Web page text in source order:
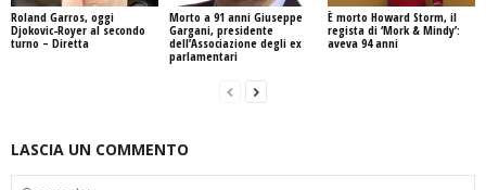
Roland Garros, oggi
Djokovic-Royer al secondo
turno – Diretta
Morto a 91 anni Giuseppe
Gargani, presidente
dell’Associazione degli ex
parlamentari
È morto Howard Storm, il
regista di ‘Mork & Mindy’:
aveva 94 anni
LASCIA UN COMMENTO